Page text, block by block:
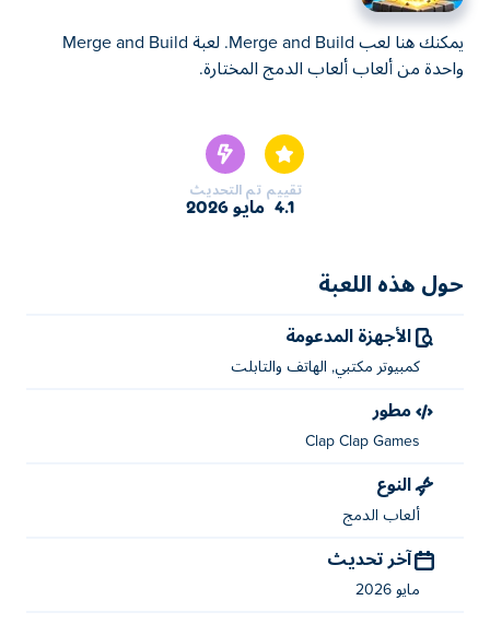
يمكنك هنا لعب Merge and Build. لعبة Merge and Build
واحدة من ألعاب ألعاب الدمج المختارة.
تقييم
4.1
تم التحديث
مايو 2026
حول هذه اللعبة
الأجهزة المدعومة
كمبيوتر مكتبي, الهاتف والتابلت
مطور
Clap Clap Games
النوع
ألعاب الدمج
آخر تحديث
مايو 2026